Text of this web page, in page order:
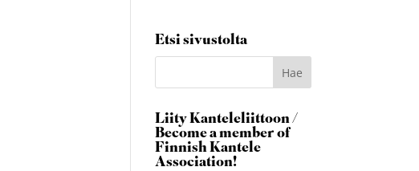
Etsi sivustolta
Liity Kanteleliittoon /
Become a member of
Finnish Kantele
Association!